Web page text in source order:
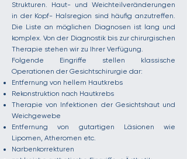
Strukturen. Haut- und Weichteilveränderungen
in der Kopf- Halsregion sind häufig anzutreffen.
Die Liste an möglichen Diagnosen ist lang und
komplex. Von der Diagnostik bis zur chirurgischen
Therapie stehen wir zu Ihrer Verfügung.
Folgende Eingriffe stellen klassische
Operationen der Gesichtschirurgie dar:
Entfernung von hellem Hautkrebs
Rekonstruktion nach Hautkrebs
Therapie von Infektionen der Gesichtshaut und
Weichgewebe
Entfernung von gutartigen Läsionen wie
Lipomen, Atheromen etc.
Narbenkorrekturen